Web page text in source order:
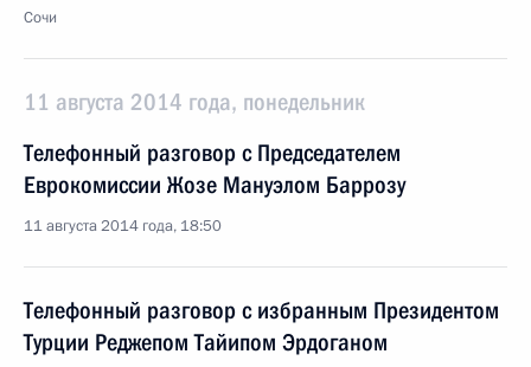
Сочи
11 августа 2014 года, понедельник
Телефонный разговор с Председателем
Еврокомиссии Жозе Мануэлом Баррозу
11 августа 2014 года, 18:50
Телефонный разговор с избранным Президентом
Турции Реджепом Тайипом Эрдоганом